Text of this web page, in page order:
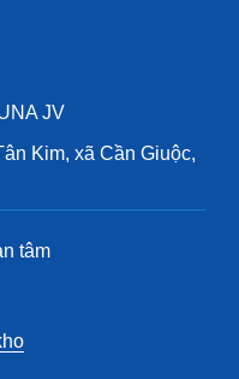
JV
Kim, xã Cần Giuộc,
tâm